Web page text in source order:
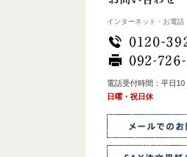
インターネット・お電話
電話受付時間：平日
日曜・祝日休